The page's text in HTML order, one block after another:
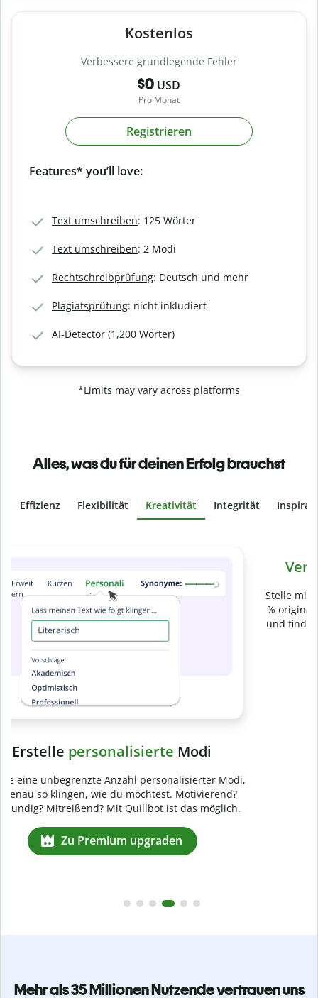
Kostenlos
Verbessere grundlegende Fehler
$0 USD
Pro Monat
Registrieren
Features* you’ll love:
Text umschreiben: 125 Wörter
Text umschreiben: 2 Modi
Rechtschreibprüfung: Deutsch und mehr
Plagiatsprüfung: nicht inkludiert
AI-Detector (1,200 Wörter)
*Limits may vary across platforms
Alles, was du für deinen Erfolg brauchst
Effizienz Flexibilität Kreativität Integrität
Stelle mit der Plagiatsprüfung sicher, dass dein Text zu 100
% original ist. Analysiere deine Arbeit in Sekundenschnelle
und finde fehlende Quellenangaben in über 100 Sprachen.
Mehr als 35 Millionen Nutzende vertrauen uns